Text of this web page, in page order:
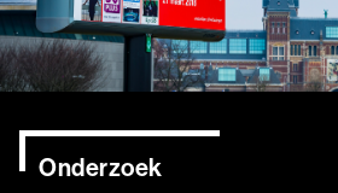
Onderzoek